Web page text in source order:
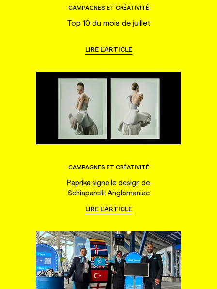
CAMPAGNES ET CRÉATIVITÉ
Top 10 du mois de juillet
LIRE L'ARTICLE
CAMPAGNES ET CRÉATIVITÉ
Paprika signe le design de
Schiaparelli: Anglomaniac
LIRE L'ARTICLE